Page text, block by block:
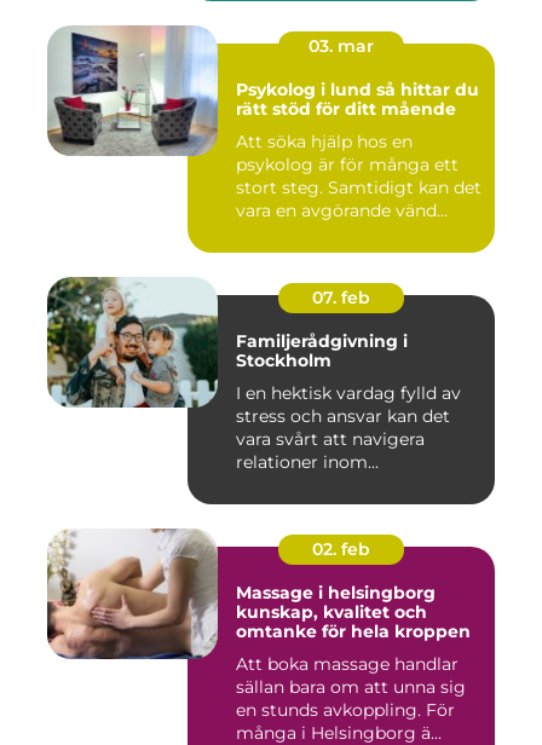
03. mar
Psykolog i lund så hittar du
rätt stöd för ditt mående
Att söka hjälp hos en
psykolog är för många ett
stort steg. Samtidigt kan det
vara en avgörande vänd...
07. feb
Familjerådgivning i
Stockholm
I en hektisk vardag fylld av
stress och ansvar kan det
vara svårt att navigera
relationer inom...
02. feb
Massage i helsingborg
kunskap, kvalitet och
omtanke för hela kroppen
Att boka massage handlar
sällan bara om att unna sig
en stunds avkoppling. För
många i Helsingborg ä...